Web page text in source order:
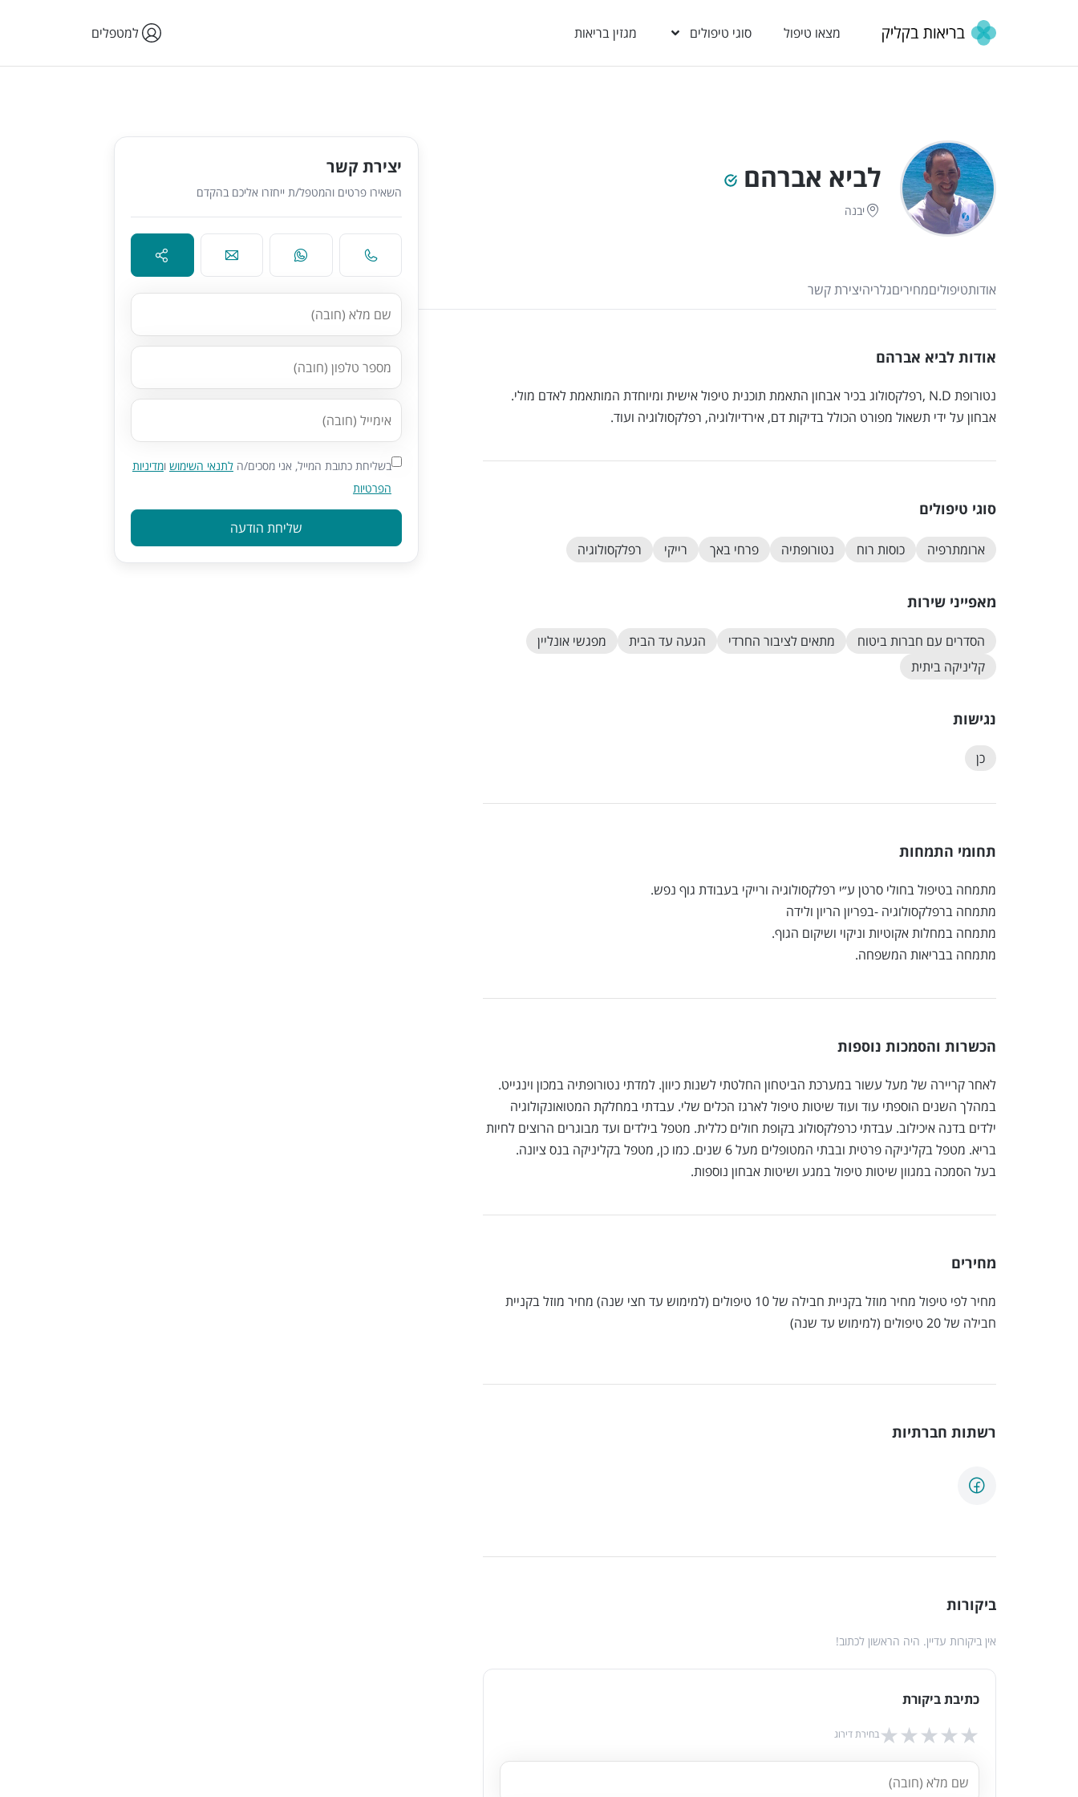
מצאו טיפול סוגי טיפולים מגזין בריאות למטפלים
לביא אברהם
יבנה
אודותטיפוליםמחיריםגלריהיצירת קשר
אודות לביא אברהם
נטורופת N.D ,רפלקסולוג בכיר אבחון התאמת תוכנית טיפול אישית ומיוחדת המותאמת לאדם מולי.
אבחון על ידי תשאול מפורט הכולל בדיקות דם, אירדיולוגיה, רפלקסולוגיה ועוד.
סוגי טיפולים
ארומתרפיה כוסות רוח נטורופתיה פרחי באך רייקי רפלקסולוגיה
מאפייני שירות
הסדרים עם חברות ביטוח מתאים לציבור החרדי הגעה עד הבית
מפגשי אונליין
קליניקה ביתית
נגישות
כן
תחומי התמחות
מתמחה בטיפול בחולי סרטן ע״י רפלקסולוגיה ורייקי בעבודת גוף נפש.
מתמחה ברפלקסולוגיה -בפריון הריון ולידה
מתמחה במחלות אקוטיות וניקוי ושיקום הגוף.
מתמחה בבריאות המשפחה.
הכשרות והסמכות נוספות
לאחר קריירה של מעל עשור במערכת הביטחון החלטתי לשנות כיוון. למדתי נטורופתיה במכון וינגייט.
במהלך השנים הוספתי עוד ועוד שיטות טיפול לארגז הכלים שלי. עבדתי במחלקת המטואונקולוגיה
ילדים בדנה איכילוב. עבדתי כרפלקסולוג בקופת חולים כללית. מטפל בילדים ועד מבוגרים הרוצים לחיות
בריא. מטפל בקליניקה פרטית ובבתי המטופלים מעל 6 שנים. כמו כן, מטפל בקליניקה בנס ציונה.
בעל הסמכה במגוון שיטות טיפול במגע ושיטות אבחון נוספות.
מחירים
מחיר לפי טיפול מחיר מוזל בקניית חבילה של 10 טיפולים (למימוש עד חצי שנה) מחיר מוזל בקניית
חבילה של 20 טיפולים (למימוש עד שנה)
רשתות חברתיות
ביקורות
אין ביקורות עדיין. היה הראשון לכתוב!
כתיבת ביקורת
★★★★★ בחירת דירוג
יצירת קשר
השאירו פרטים והמטפל/ת ייחזרו אליכם בהקדם
בשליחת כתובת המייל, אני מסכים/ה לתנאי השימוש ומדיניות
הפרטיות
שליחת הודעה